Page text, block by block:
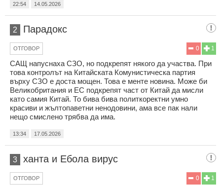
22:54 14.05.2026
2 Парадокс
1
0
ОТГОВОР
САЩ напуснаха СЗО, но подкрепят някого да участва. При
това контролът на Китайската Комунистическа партия
върху СЗО е доста мощен. Това е менте новина. Може би
Великобритания и ЕС подкрепят част от Китай да мисли
като самия Китай. То бива бива политкоректни умно
красиви и жълтопаветни ненодовини, ама все пак нали
нещо смислено трябва да има.
13:34 17.05.2026
3 ханта и Ебола вирус
1
0
ОТГОВОР